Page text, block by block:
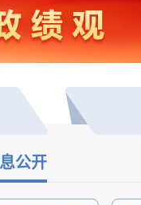
公开